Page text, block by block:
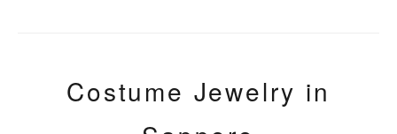
Costume Jewelry in